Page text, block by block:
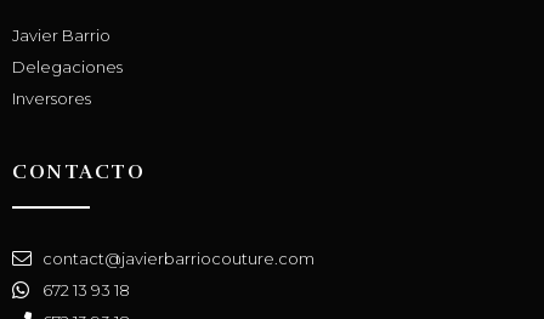
Javier Barrio
Delegaciones
Inversores
CONTACTO
contact@javierbarriocouture.com
672 13 93 18